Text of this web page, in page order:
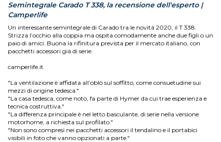
Semintegrale Carado T 338, la recensione dell'esperto |
Camperlife
Un interessante semintegrale di Carado tra le novità 2020, il T 338.
Strizza l’occhio alla coppia ma ospita comodamente anche due figli o un
paio di amici. Buona la rifinitura prevista per il mercato italiano, con
pacchetti accessori già di serie.
camperlife.it
"La ventilazione è affidata all’oblò sul soffitto, come consuetudine sui
mezzi di origine tedesca."
"La casa tedesca, come noto, fa parte di Hymer da cui trae esperienza e
tecnica costruttiva."
"La differenza principale è nel letto basculante, di serie nella versione
motorhome, a richiesta sul profilato."
"Non sono compresi nei pacchetti accessori il tendalino e il portabici
visibili in foto che vanno opzionati a parte."